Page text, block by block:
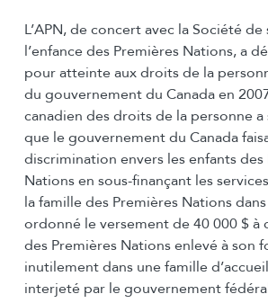
L’APN, de concert avec la Société
l’enfance des Premières Nations, a
pour atteinte aux droits de la
du gouvernement du Canada en
canadien des droits de la personne
que le gouvernement du Canada
discrimination envers les enfants des
Nations en sous-finançant les
la famille des Premières Nations
ordonné le versement de 40 000 $ à
des Premières Nations enlevé à son
inutilement dans une famille
interjeté par le gouvernement